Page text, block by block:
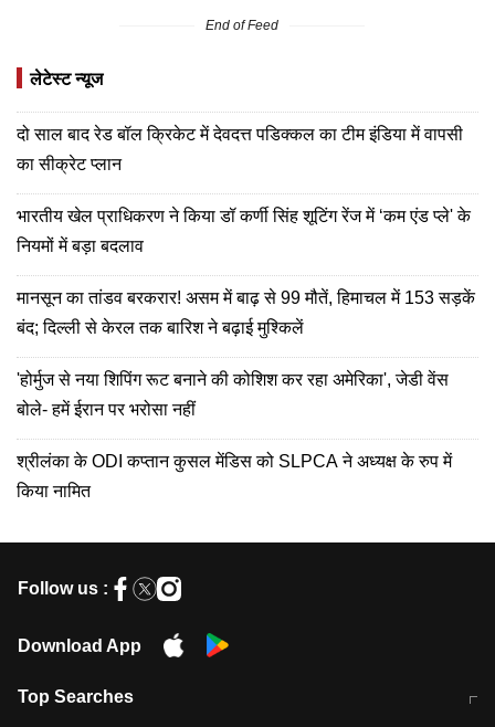
End of Feed
लेटेस्ट न्यूज
दो साल बाद रेड बॉल क्रिकेट में देवदत्त पडिक्कल का टीम इंडिया में वापसी
का सीक्रेट प्लान
भारतीय खेल प्राधिकरण ने किया डॉ कर्णी सिंह शूटिंग रेंज में ‘कम एंड प्ले' के
नियमों में बड़ा बदलाव
मानसून का तांडव बरकरार! असम में बाढ़ से 99 मौतें, हिमाचल में 153 सड़कें
बंद; दिल्ली से केरल तक बारिश ने बढ़ाई मुश्किलें
'होर्मुज से नया शिपिंग रूट बनाने की कोशिश कर रहा अमेरिका', जेडी वेंस
बोले- हमें ईरान पर भरोसा नहीं
श्रीलंका के ODI कप्तान कुसल मेंडिस को SLPCA ने अध्यक्ष के रुप में
किया नामित
Follow us :
Download App
Top Searches